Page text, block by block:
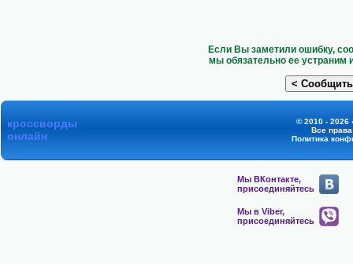
Если Вы заметили ошибку,
мы обязательно ее устраним
кроссворды
онлайн
© 2010 - 2026
Все
Политика
Мы ВКонтакте,
присоединяйтесь
Мы в Viber,
присоединяйтесь